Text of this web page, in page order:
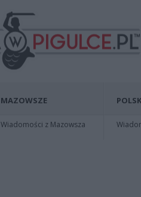
MAZOWSZE
Wiadomości z Mazowsza